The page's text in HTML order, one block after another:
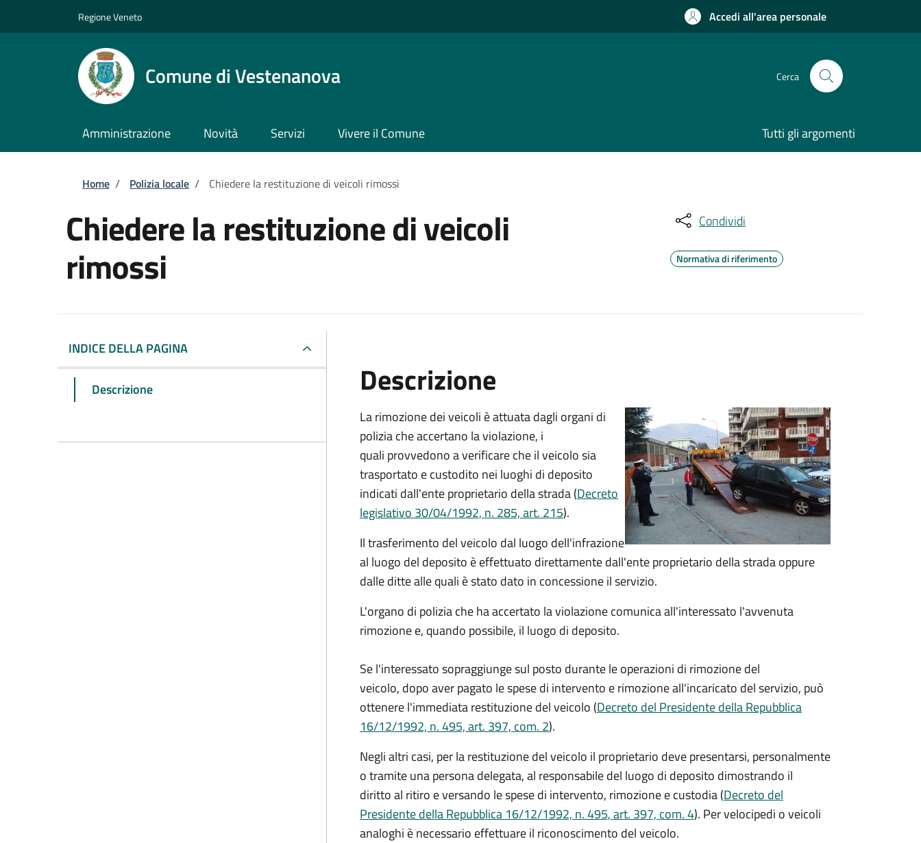
Regione Veneto Accedi all'area personale
Comune di Vestenanova Cerca
Amministrazione Novità Servizi Vivere il Comune Tutti gli argomenti
Briciole di pane
Home / Polizia locale / Chiedere la restituzione di veicoli rimossi
Chiedere la restituzione di veicoli
rimossi
Condividi
Normativa di riferimento
INDICE DELLA PAGINA
Descrizione Descrizione
La rimozione dei veicoli è attuata dagli organi di
polizia che accertano la violazione, i
quali provvedono a verificare che il veicolo sia
trasportato e custodito nei luoghi di deposito
indicati dall'ente proprietario della strada (Decreto
legislativo 30/04/1992, n. 285, art. 215).
Il trasferimento del veicolo dal luogo dell'infrazione
al luogo del deposito è effettuato direttamente dall'ente proprietario della strada oppure
dalle ditte alle quali è stato dato in concessione il servizio.
L'organo di polizia che ha accertato la violazione comunica all'interessato l'avvenuta
rimozione e, quando possibile, il luogo di deposito.
Se l'interessato sopraggiunge sul posto durante le operazioni di rimozione del
veicolo, dopo aver pagato le spese di intervento e rimozione all'incaricato del servizio, può
ottenere l'immediata restituzione del veicolo (Decreto del Presidente della Repubblica
16/12/1992, n. 495, art. 397, com. 2).
Negli altri casi, per la restituzione del veicolo il proprietario deve presentarsi, personalmente
o tramite una persona delegata, al responsabile del luogo di deposito dimostrando il
diritto al ritiro e versando le spese di intervento, rimozione e custodia (Decreto del
Presidente della Repubblica 16/12/1992, n. 495, art. 397, com. 4). Per velocipedi o veicoli
analoghi è necessario effettuare il riconoscimento del veicolo.